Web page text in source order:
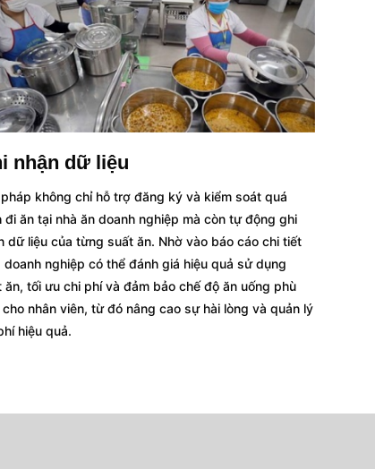
nhận dữ liệu
pháp không chỉ hỗ trợ đăng ký và kiểm soát quá
đi ăn tại nhà ăn doanh nghiệp mà còn tự động ghi
dữ liệu của từng suất ăn. Nhờ vào báo cáo chi tiết
doanh nghiệp có thể đánh giá hiệu quả sử dụng
ăn, tối ưu chi phí và đảm bảo chế độ ăn uống phù
nhân viên, từ đó nâng cao sự hài lòng và quản lý
hiệu quả.